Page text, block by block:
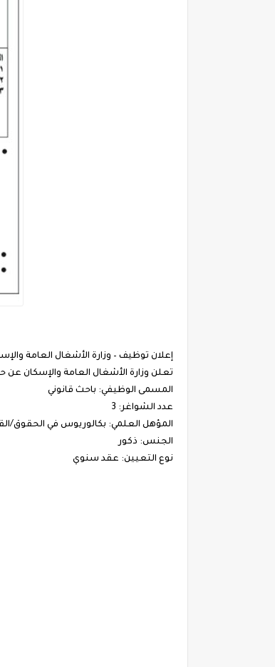
إعلان توظيف – وزارة الأشغال العامة
تعلن وزارة الأشغال العامة والإسكان عن
المسمى الوظيفي: باحث قانوني
عدد الشواغر:
المؤهل العلمي: بكالوريوس في الحقوق/
الجنس: ذكور
نوع التعيين: عقد سنوي